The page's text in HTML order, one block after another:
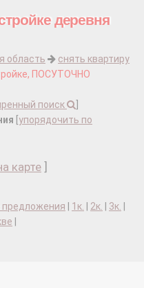
деревня
область
снять квартиру
ПОСУТОЧНО
поиск
упорядочить по
карте
предложения 1к. 2к. 3к.